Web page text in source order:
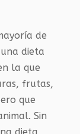
de
dieta
la que
frutas,
que
Sin